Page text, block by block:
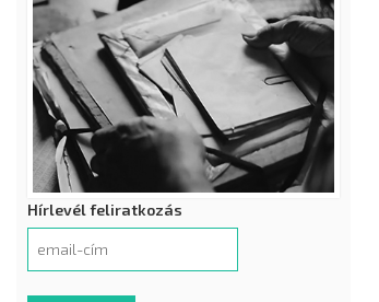
Hírlevél feliratkozás